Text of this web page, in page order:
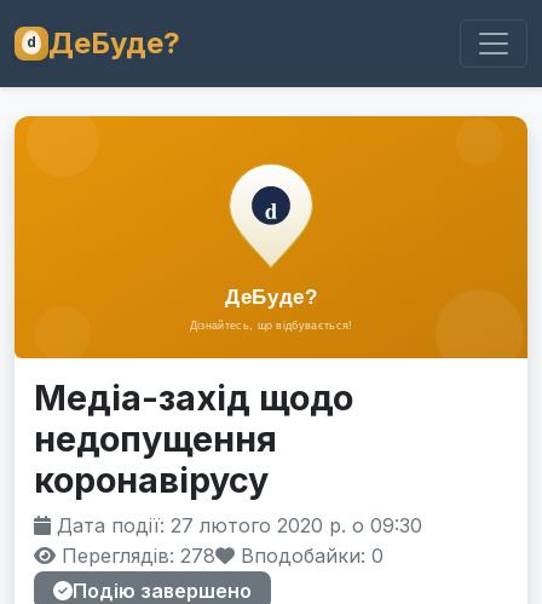
ДеБуде?
Медіа-захід щодо
недопущення
коронавірусу
Дата події: 27 лютого 2020 р. о 09:30
Переглядів: 278
Вподобайки: 0
Подію завершено